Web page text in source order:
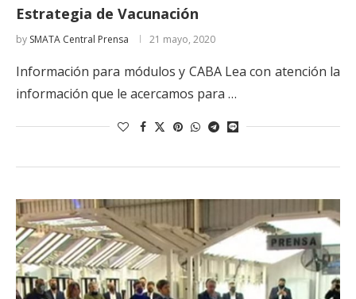
Estrategia de Vacunación
by SMATA Central Prensa 21 mayo, 2020
Información para módulos y CABA Lea con atención la
información que le acercamos para …